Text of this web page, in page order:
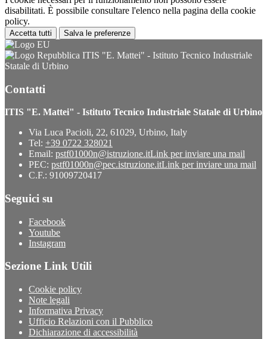
disabilitati. È possibile consultare l'elenco nella pagina della cookie
policy.
Accetta tutti Salva le preferenze
ITIS "E. Mattei" - Istituto Tecnico Industriale
Statale di Urbino
Contatti
ITIS "E. Mattei" - Istituto Tecnico Industriale Statale di Urbino
Via Luca Pacioli, 22, 61029, Urbino, Italy
Tel: +39 0722 328021
Email: pstf01000n@istruzione.itLink per inviare una mail
PEC: pstf01000n@pec.istruzione.itLink per inviare una mail
C.F.: 91009720417
Seguici su
Facebook
Youtube
Instagram
Sezione Link Utili
Cookie policy
Note legali
Informativa Privacy
Ufficio Relazioni con il Pubblico
Dichiarazione di accessibilità